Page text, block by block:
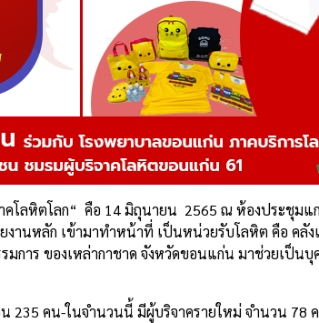
โลหิตโลก“ คือ 14 มิถุนายน 2565 ณ ห้องประชุมแ
นหลัก เข้ามาทำหน้าที่ เป็นหน่วยรับโลหิต คือ คลัง
าร ของเหล่ากาชาด จังหวัดขอนแก่น มาช่วยเป็นบุ
235 คน-ในจำนวนนี้ มีผู้บริจาครายใหม่ จำนวน 78